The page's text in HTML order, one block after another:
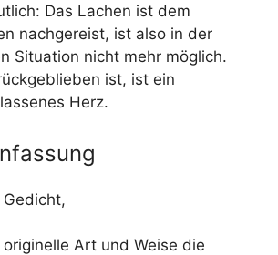
Das Lachen ist dem
nachgereist, ist also in der
Situation nicht mehr möglich.
ist, ist ein
Herz.
Art und Weise die